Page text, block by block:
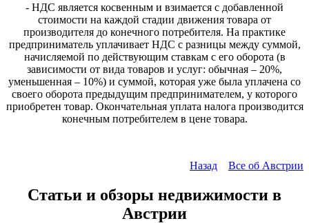
- НДС является косвенным и взимается с добавленной
стоимости на каждой стадии движения товара от
производителя до конечного потребителя. На практике
предприниматель уплачивает НДС с разницы между суммой,
начисляемой по действующим ставкам с его оборота (в
зависимости от вида товаров и услуг: обычная – 20%,
уменьшенная – 10%) и суммой, которая уже была уплачена со
своего оборота предыдущим предпринимателем, у которого
приобретен товар. Окончательная уплата налога производится
конечным потребителем в цене товара.
Назад Все об Австрии
Статьи и обзоры недвижимости в
Австрии